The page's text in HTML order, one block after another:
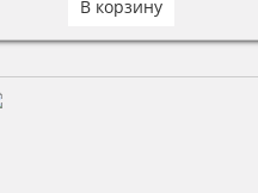
В корзину